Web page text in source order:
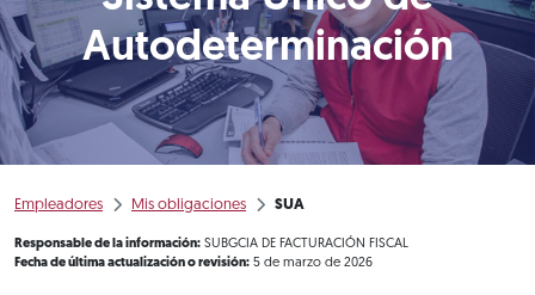
Autodeterminación
Empleadores Mis obligaciones SUA
Responsable de la información: SUBGCIA DE FACTURACIÓN FISCAL
Fecha de última actualización o revisión: 5 de marzo de 2026